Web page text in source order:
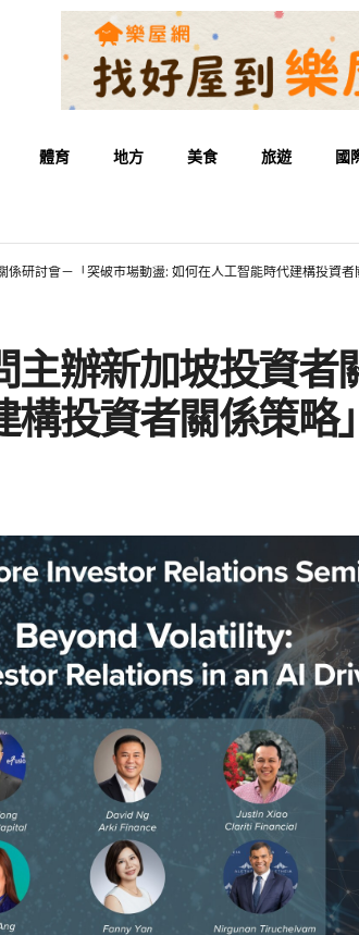
體育 地方 美食 旅遊 國
係研討會－「突破市場動盪: 如何在人工智能時代建構投資
主辦新加坡投資
構投資者關係策略